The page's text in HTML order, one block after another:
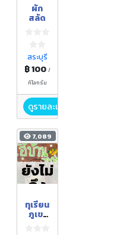
ผัก
สลัด
สระบุรี
฿ 100 /
กิโลกรัม
ดูรายละเอียด
7,089
ยังไม่
ถึง
ฤดูกา
ล
ทุเรียน
ภูเขา